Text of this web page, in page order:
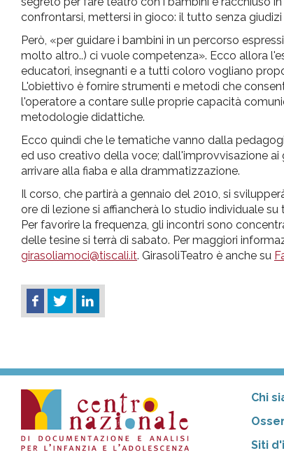
confrontarsi, mettersi in gioco: il tutto senza
Però, «per guidare i bambini in un percorso
molto altro..) ci vuole competenza». Ecco allora
educatori, insegnanti e a tutti coloro vogliano
L'obiettivo è fornire strumenti e metodi che
l'operatore a contare sulle proprie capacità
metodologie didattiche.
Ecco quindi che le tematiche vanno dalla
ed uso creativo della voce; dall'improvvisazione
arrivare alla fiaba e alla drammatizzazione.
Il corso, che partirà a gennaio del 2010, si
ore di lezione si affiancherà lo studio individuale
Per favorire la frequenza, gli incontri sono
delle tesine si terrà di sabato. Per maggiori
girasoliamoci@tiscali.it. GirasoliTeatro è anche su
Chi
Siti